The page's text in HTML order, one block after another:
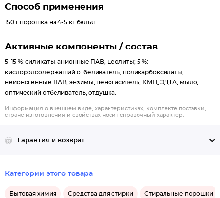
Способ применения
150 г порошка на 4-5 кг белья.
Активные компоненты / состав
5-15 %: силикаты, анионные ПАВ, цеолиты; 5 %:
кислородсодержащий отбеливатель, поликарбоксилаты,
неионогенные ПАВ, энзимы, пеногаситель, КМЦ, ЭДТА, мыло,
оптический отбеливатель, отдушка.
Информация о внешнем виде, характеристиках, комплекте поставки,
стране изготовления и свойствах носит справочный характер.
Гарантия и возврат
Категории этого товара
Бытовая химия Средства для стирки Стиральные порошки